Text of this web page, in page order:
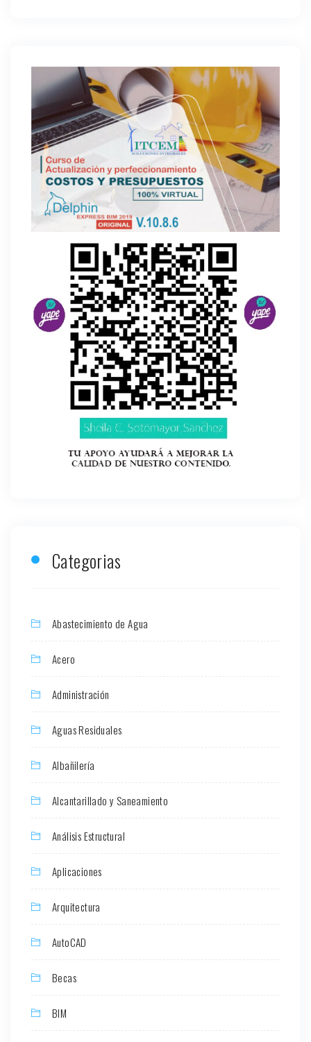
Categorias
Abastecimiento de Agua
Acero
Administración
Aguas Residuales
Albañilería
Alcantarillado y Saneamiento
Análisis Estructural
Aplicaciones
Arquitectura
AutoCAD
Becas
BIM